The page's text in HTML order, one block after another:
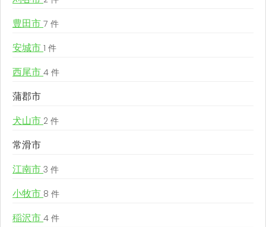
豊田市 7 件
安城市 1 件
西尾市 4 件
蒲郡市
犬山市 2 件
常滑市
江南市 3 件
小牧市 8 件
稲沢市 4 件